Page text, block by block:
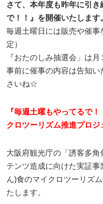
さて、本年度も昨年に引
で！！』を開催いたします
毎週土曜日には販売や催
定）
『おたのしみ抽選会」は月
事前に催事の内容は告知
さいね☆
『毎週土曜もやってるで
クロツーリズム推進プロジ
大阪府観光庁の「誘客多
テンツ造成に向けた実証
ん)食のマイクロツーリズ
たします。